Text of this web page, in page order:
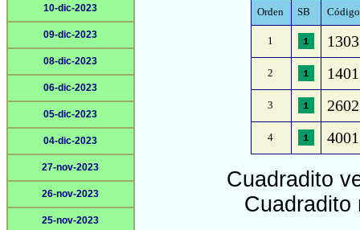
10-dic-2023
09-dic-2023
08-dic-2023
06-dic-2023
05-dic-2023
04-dic-2023
27-nov-2023
26-nov-2023
25-nov-2023
Orden SB
1
2
3
4
Cuadradito
Cuadradito